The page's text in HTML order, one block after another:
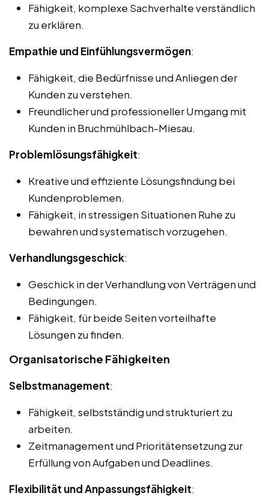
Fähigkeit, komplexe Sachverhalte verständlich
zu erklären.
Empathie und Einfühlungsvermögen:
Fähigkeit, die Bedürfnisse und Anliegen der
Kunden zu verstehen.
Freundlicher und professioneller Umgang mit
Kunden in Bruchmühlbach-Miesau.
Problemlösungsfähigkeit:
Kreative und effiziente Lösungsfindung bei
Kundenproblemen.
Fähigkeit, in stressigen Situationen Ruhe zu
bewahren und systematisch vorzugehen.
Verhandlungsgeschick:
Geschick in der Verhandlung von Verträgen und
Bedingungen.
Fähigkeit, für beide Seiten vorteilhafte
Lösungen zu finden.
Organisatorische Fähigkeiten
Selbstmanagement:
Fähigkeit, selbstständig und strukturiert zu
arbeiten.
Zeitmanagement und Prioritätensetzung zur
Erfüllung von Aufgaben und Deadlines.
Flexibilität und Anpassungsfähigkeit: